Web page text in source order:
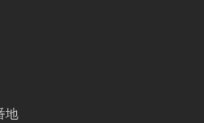
地